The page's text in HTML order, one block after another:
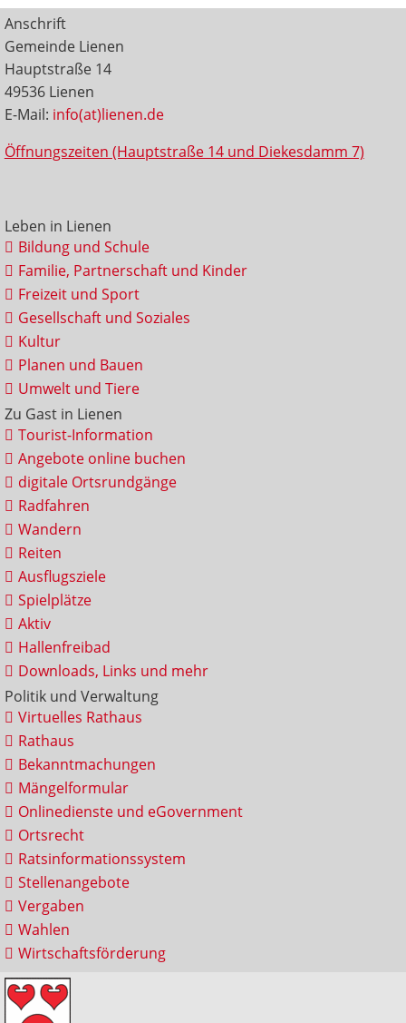
Anschrift
Gemeinde Lienen
Hauptstraße 14
49536 Lienen
E-Mail: info(at)lienen.de
Öffnungszeiten (Hauptstraße 14 und Diekesdamm 7)
Leben in Lienen
Bildung und Schule
Familie, Partnerschaft und Kinder
Freizeit und Sport
Gesellschaft und Soziales
Kultur
Planen und Bauen
Umwelt und Tiere
Zu Gast in Lienen
Tourist-Information
Angebote online buchen
digitale Ortsrundgänge
Radfahren
Wandern
Reiten
Ausflugsziele
Spielplätze
Aktiv
Hallenfreibad
Downloads, Links und mehr
Politik und Verwaltung
Virtuelles Rathaus
Rathaus
Bekanntmachungen
Mängelformular
Onlinedienste und eGovernment
Ortsrecht
Ratsinformationssystem
Stellenangebote
Vergaben
Wahlen
Wirtschaftsförderung